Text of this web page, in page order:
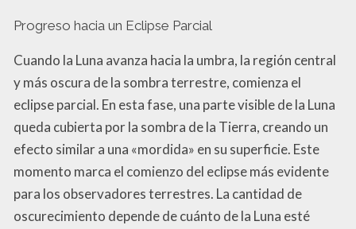
Progreso hacia un Eclipse Parcial
Cuando la Luna avanza hacia la umbra, la región central
y más oscura de la sombra terrestre, comienza el
eclipse parcial. En esta fase, una parte visible de la Luna
queda cubierta por la sombra de la Tierra, creando un
efecto similar a una «mordida» en su superficie. Este
momento marca el comienzo del eclipse más evidente
para los observadores terrestres. La cantidad de
oscurecimiento depende de cuánto de la Luna esté